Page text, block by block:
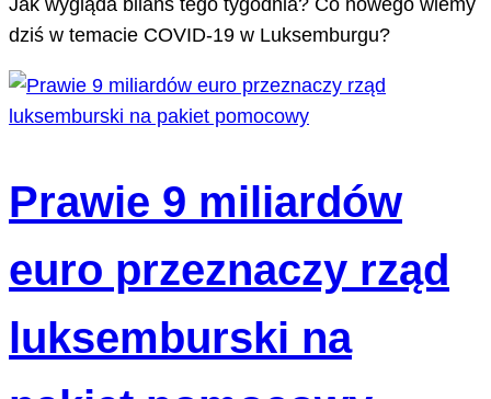
Jak wygląda bilans tego tygodnia? Co nowego wiemy
dziś w temacie COVID-19 w Luksemburgu?
Prawie 9 miliardów
euro przeznaczy rząd
luksemburski na